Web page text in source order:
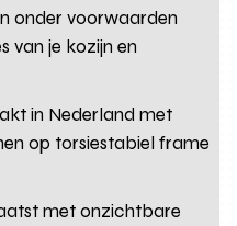
onder voorwaarden
van je kozijn en
in Nederland met
op torsiestabiel frame
met onzichtbare